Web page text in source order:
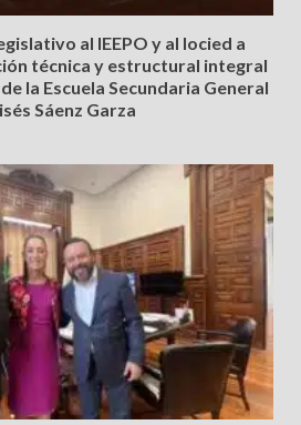
al IEEPO y al Iocied a
técnica y estructural integral
la Escuela Secundaria General
Sáenz Garza